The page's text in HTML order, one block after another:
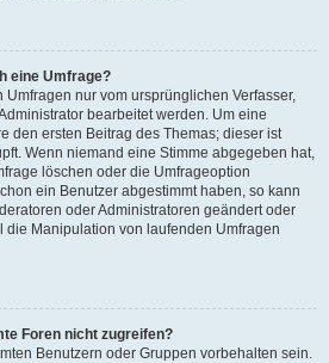
eine Umfrage?
nur vom ursprünglichen Verfasser,
bearbeitet werden. Um eine
den ersten Beitrag des Themas; dieser ist
Wenn niemand eine Stimme abgegeben hat,
löschen oder die Umfrageoption
ein Benutzer abgestimmt haben, so kann
oder Administratoren geändert oder
die Manipulation von laufenden Umfragen
Foren nicht zugreifen?
Benutzern oder Gruppen vorbehalten sein.